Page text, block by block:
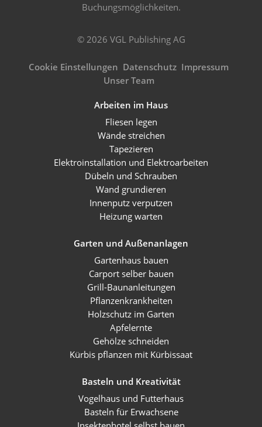
Buchungsmöglichkeiten.
© 2026 VGL Publishing AG
Cookie Einstellungen Datenschutz Impressum
Unser Team
Arbeiten im Haus
Fliesen legen
Wände streichen
Tapezieren
Elektroinstallation und Elektroarbeiten
Dübeln und Schrauben
Wand grundieren
Innenputz verputzen
Heizung warten
Garten und Außenanlagen
Gartenhaus bauen
Carport selber bauen
Grill-Baunanleitungen
Pflanzenkrankheiten
Holzschutz im Garten
Apfelernte
Gehölze schneiden
Kürbis pflanzen mit Kürbissaat
Basteln und Kreativität
Vogelhaus und Futterhaus
Basteln für Erwachsene